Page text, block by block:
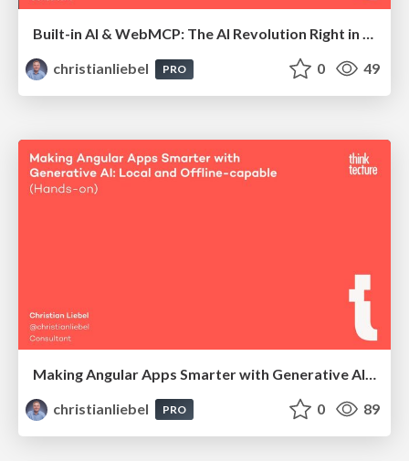
Built-in AI & WebMCP: The AI Revolution Right in Your Browser
christianliebel
PRO 0 49
christianliebel
PRO 0 89